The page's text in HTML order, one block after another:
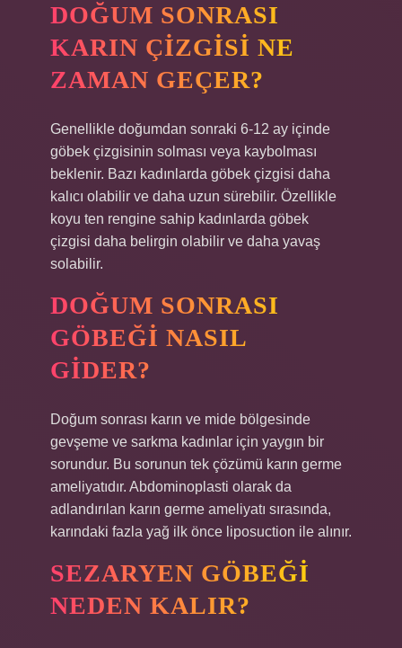
DOĞUM SONRASI
KARIN ÇIZGISI NE
ZAMAN GEÇER?
Genellikle doğumdan sonraki 6-12 ay içinde
göbek çizgisinin solması veya kaybolması
beklenir. Bazı kadınlarda göbek çizgisi daha
kalıcı olabilir ve daha uzun sürebilir. Özellikle
koyu ten rengine sahip kadınlarda göbek
çizgisi daha belirgin olabilir ve daha yavaş
solabilir.
DOĞUM SONRASI
GÖBEĞI NASIL
GIDER?
Doğum sonrası karın ve mide bölgesinde
gevşeme ve sarkma kadınlar için yaygın bir
sorundur. Bu sorunun tek çözümü karın germe
ameliyatıdır. Abdominoplasti olarak da
adlandırılan karın germe ameliyatı sırasında,
karındaki fazla yağ ilk önce liposuction ile alınır.
SEZARYEN GÖBEĞI
NEDEN KALIR?